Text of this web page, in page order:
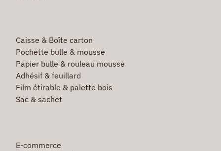
Caisse & Boîte carton
Pochette bulle & mousse
Papier bulle & rouleau mousse
Adhésif & feuillard
Film étirable & palette bois
Sac & sachet
E-commerce